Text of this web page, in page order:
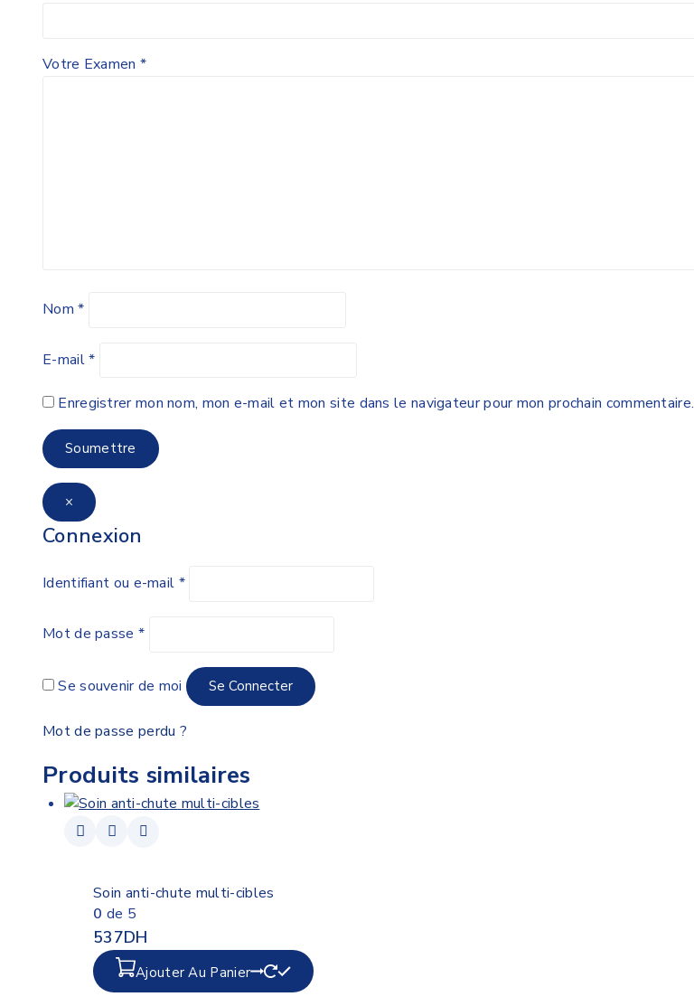
Votre Examen *
Nom*
E-mail*
Enregistrer mon nom, mon e-mail et mon site dans le navigateur pour mon prochain commentaire.
×
Connexion
Identifiant ou e-mail *
Mot de passe *
Se souvenir de moi Se Connecter
Mot de passe perdu ?
Produits similaires
Soin anti-chute multi-cibles
0 de 5
537DH
Ajouter Au Panier